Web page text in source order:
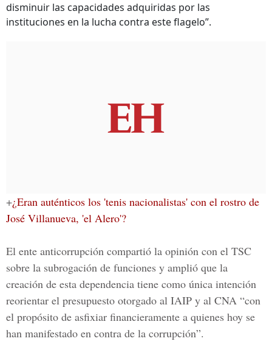
disminuir las capacidades adquiridas por las
instituciones en la lucha contra este flagelo”.
+¿Eran auténticos los 'tenis nacionalistas' con el rostro de
José Villanueva, 'el Alero'?
El ente anticorrupción compartió la opinión con el TSC
sobre la subrogación de funciones y amplió que la
creación de esta dependencia tiene como única intención
reorientar el presupuesto otorgado al IAIP y al CNA “con
el propósito de asfixiar financieramente a quienes hoy se
han manifestado en contra de la corrupción”.